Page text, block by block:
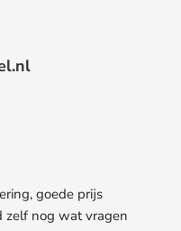
goede prijs
zelf nog wat vragen